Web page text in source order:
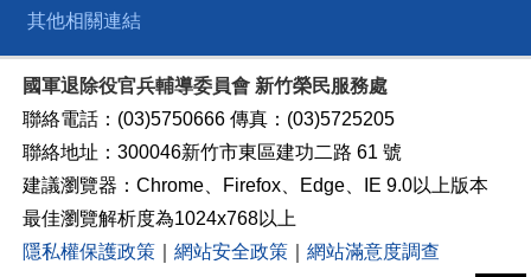
其他相關連結
國軍退除役官兵輔導委員會 新竹榮民服務處
聯絡電話：(03)5750666 傳真：(03)5725205
聯絡地址：300046新竹市東區建功二路 61 號
建議瀏覽器：Chrome、Firefox、Edge、IE 9.0以上版本
最佳瀏覽解析度為1024x768以上
隱私權保護政策｜ 網站安全政策｜ 網站滿意度調查